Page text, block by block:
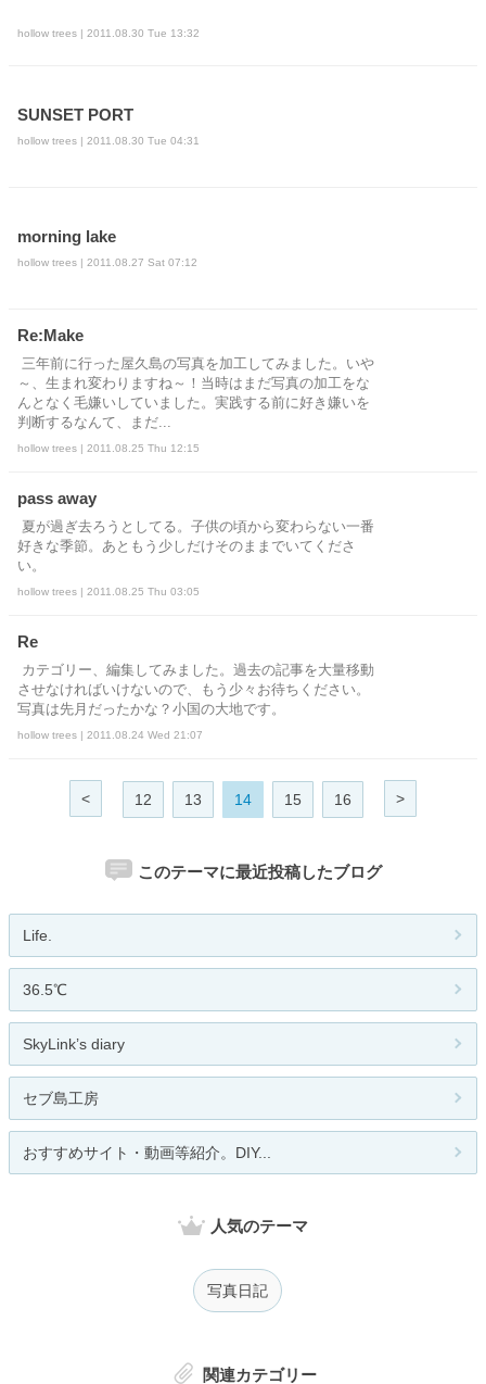
hollow trees | 2011.08.30 Tue 13:32
SUNSET PORT
hollow trees | 2011.08.30 Tue 04:31
morning lake
hollow trees | 2011.08.27 Sat 07:12
Re:Make
三年前に行った屋久島の写真を加工してみました。いや
～、生まれ変わりますね～！当時はまだ写真の加工をな
んとなく毛嫌いしていました。実践する前に好き嫌いを
判断するなんて、まだ...
hollow trees | 2011.08.25 Thu 12:15
pass away
夏が過ぎ去ろうとしてる。子供の頃から変わらない一番
好きな季節。あともう少しだけそのままでいてくださ
い。
hollow trees | 2011.08.25 Thu 03:05
Re
カテゴリー、編集してみました。過去の記事を大量移動
させなければいけないので、もう少々お待ちください。
写真は先月だったかな？小国の大地です。
hollow trees | 2011.08.24 Wed 21:07
< 12 13 14 15 16 >
このテーマに最近投稿したブログ
Life.
36.5℃
SkyLink’s diary
セブ島工房
おすすめサイト・動画等紹介。DIY...
人気のテーマ
写真日記
関連カテゴリー